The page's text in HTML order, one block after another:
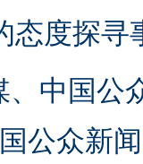
态度探寻
、中国公
公众新